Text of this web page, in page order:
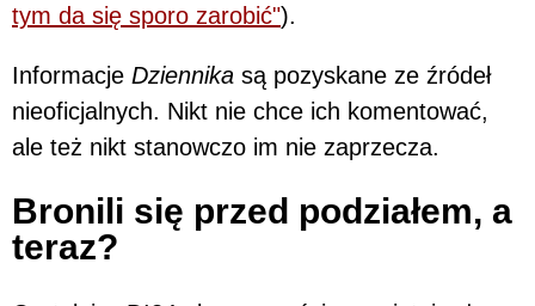
tym da się sporo zarobić").
Informacje Dziennika są pozyskane ze źródeł
nieoficjalnych. Nikt nie chce ich komentować,
ale też nikt stanowczo im nie zaprzecza.
Bronili się przed podziałem, a
teraz?